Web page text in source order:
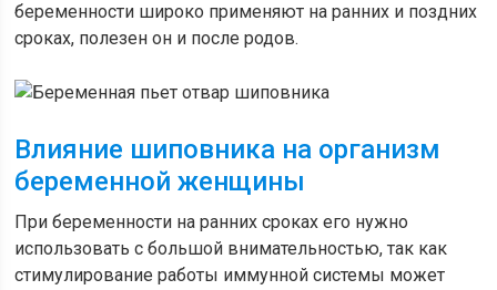
беременности широко применяют на ранних и поздних
сроках, полезен он и после родов.
Влияние шиповника на организм
беременной женщины
При беременности на ранних сроках его нужно
использовать с большой внимательностью, так как
стимулирование работы иммунной системы может